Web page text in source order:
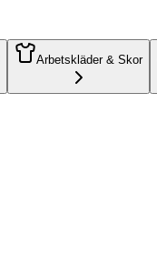
Arbetskläder & Skor